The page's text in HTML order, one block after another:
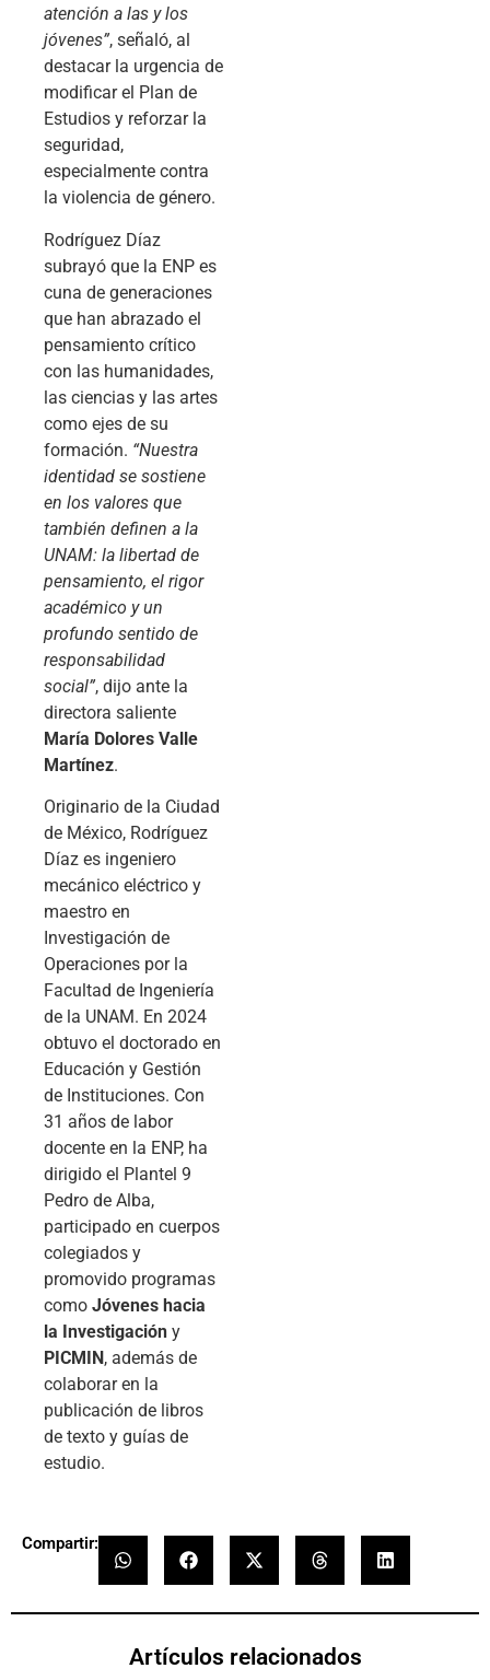
atención a las y los
jóvenes”, señaló, al
destacar la urgencia de
modificar el Plan de
Estudios y reforzar la
seguridad,
especialmente contra
la violencia de género.
Rodríguez Díaz
subrayó que la ENP es
cuna de generaciones
que han abrazado el
pensamiento crítico
con las humanidades,
las ciencias y las artes
como ejes de su
formación. “Nuestra
identidad se sostiene
en los valores que
también definen a la
UNAM: la libertad de
pensamiento, el rigor
académico y un
profundo sentido de
responsabilidad
social”, dijo ante la
directora saliente
María Dolores Valle
Martínez.
Originario de la Ciudad
de México, Rodríguez
Díaz es ingeniero
mecánico eléctrico y
maestro en
Investigación de
Operaciones por la
Facultad de Ingeniería
de la UNAM. En 2024
obtuvo el doctorado en
Educación y Gestión
de Instituciones. Con
31 años de labor
docente en la ENP, ha
dirigido el Plantel 9
Pedro de Alba,
participado en cuerpos
colegiados y
promovido programas
como Jóvenes hacia
la Investigación y
PICMIN, además de
colaborar en la
publicación de libros
de texto y guías de
estudio.
Compartir:
Artículos relacionados